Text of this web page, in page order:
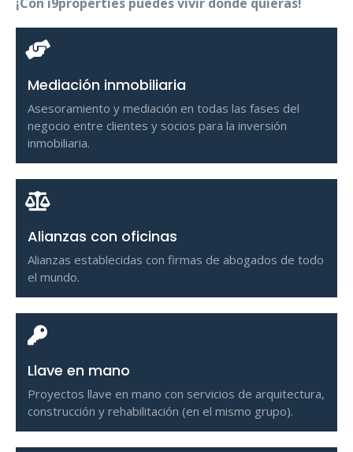
Mediación inmobiliaria
Asesoramiento y mediación en todas las fases del
negocio entre clientes y socios para la inversión
inmobiliaria.
Alianzas con oficinas
Alianzas establecidas con firmas de abogados de todo
el mundo.
Llave en mano
Proyectos llave en mano con servicios de arquitectura,
construcción y rehabilitación (en el mismo grupo).